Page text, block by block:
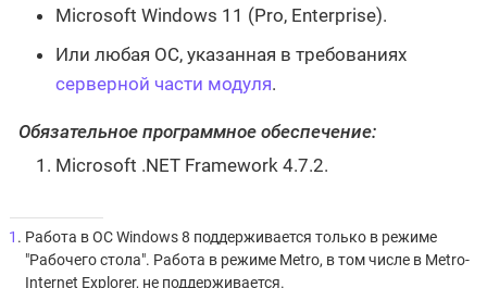
Microsoft Windows 11 (Pro, Enterprise).
Или любая ОС, указанная в требованиях
серверной части модуля.
Обязательное программное обеспечение:
Microsoft .NET Framework 4.7.2.
1 . Работа в ОС Windows 8 поддерживается только в режиме
"Рабочего стола". Работа в режиме Metro, в том числе в Metro-
Internet Explorer, не поддерживается.